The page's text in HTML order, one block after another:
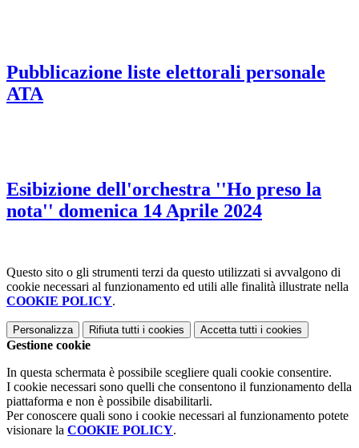
Pubblicazione liste elettorali personale
ATA
Esibizione dell'orchestra ''Ho preso la
nota'' domenica 14 Aprile 2024
Questo sito o gli strumenti terzi da questo utilizzati si avvalgono di
cookie necessari al funzionamento ed utili alle finalità illustrate nella
COOKIE POLICY.
Personalizza Rifiuta tutti i cookies Accetta tutti i cookies
Gestione cookie
In questa schermata è possibile scegliere quali cookie consentire.
I cookie necessari sono quelli che consentono il funzionamento della
piattaforma e non è possibile disabilitarli.
Per conoscere quali sono i cookie necessari al funzionamento potete
visionare la COOKIE POLICY.